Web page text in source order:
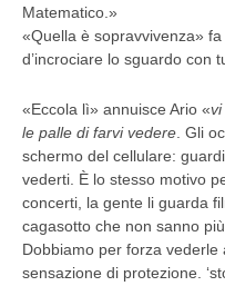
Matematico.»
«Quella è sopravvivenza»
d’incrociare lo sguardo con
«Eccola lì» annuisce Ario «vi
le palle di farvi vedere . Gli
schermo del cellulare:
vederti. È lo stesso motivo
concerti, la gente li guarda
cagasotto che non sanno
Dobbiamo per forza
sensazione di protezione.